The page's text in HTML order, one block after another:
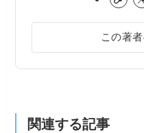
この著
関連する記事